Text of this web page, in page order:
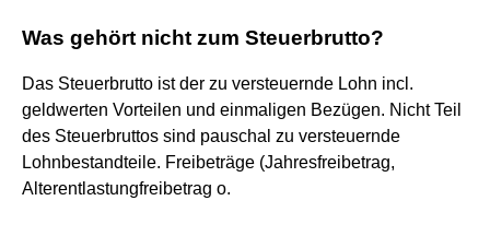
Was gehört nicht zum Steuerbrutto?
Das Steuerbrutto ist der zu versteuernde Lohn incl.
geldwerten Vorteilen und einmaligen Bezügen. Nicht Teil
des Steuerbruttos sind pauschal zu versteuernde
Lohnbestandteile. Freibeträge (Jahresfreibetrag,
Alterentlastungfreibetrag o.